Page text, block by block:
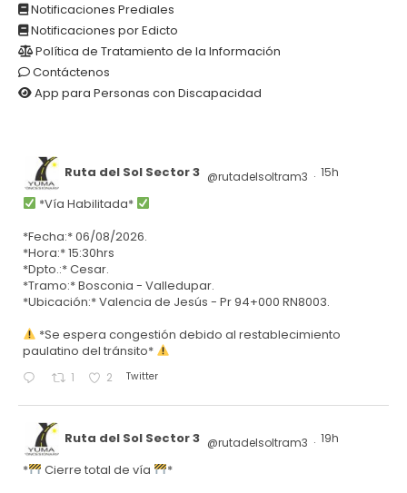
Notificaciones Prediales
Notificaciones por Edicto
Política de Tratamiento de la Información
Contáctenos
App para Personas con Discapacidad
Ruta del Sol Sector 3 @rutadelsoltram3 · 15h
*Vía Habilitada*
*Fecha:* 06/08/2026.
*Hora:* 15:30hrs
*Dpto.:* Cesar.
*Tramo:* Bosconia - Valledupar.
*Ubicación:* Valencia de Jesús - Pr 94+000 RN8003.
*Se espera congestión debido al restablecimiento
paulatino del tránsito*
1 2 Twitter
Ruta del Sol Sector 3 @rutadelsoltram3 · 19h
* Cierre total de vía
*